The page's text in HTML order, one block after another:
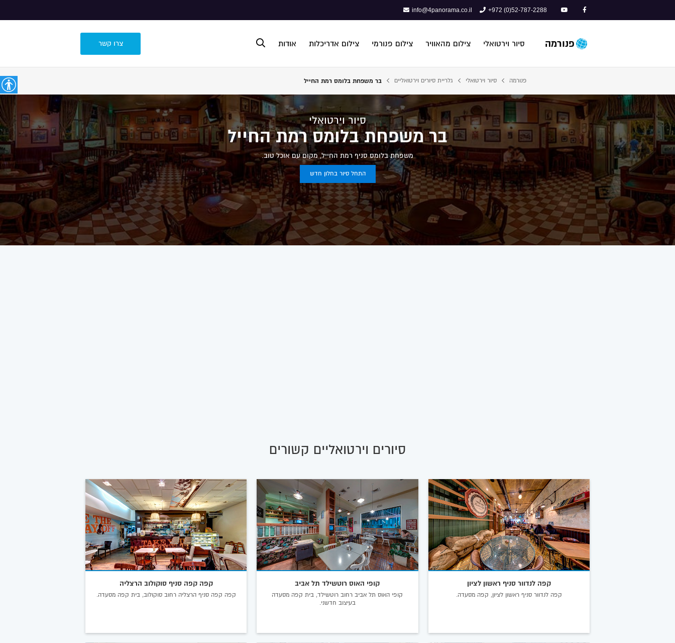
+972 (0)52-787-2288
info@4panorama.co.il
פנורמה סיור וירטואלי צילום מהאוויר צילום פנורמי צילום אדריכלות אודות צרו קשר
פנורמה סיור וירטואלי גלריית סיורים וירטואליים בר משפחת בלומס רמת החייל
סיור וירטואלי
בר משפחת בלומס רמת החייל
משפחת בלומס סניף רמת החייל, מקום עם אוכל טוב.
התחל סיור בחלון חדש
סיורים וירטואליים קשורים
קפה לנדוור סניף ראשון לציון
קפה לנדוור סניף ראשון לציון, קפה מסעדה.
קופי האוס רוטשילד תל אביב
קופי האוס תל אביב רחוב רוטשילד, בית קפה מסעדה
בעיצוב חדשני.
קפה קפה סניף סוקולוב הרצליה
קפה קפה סניף הרצליה רחוב סוקולוב, בית קפה מסעדה.